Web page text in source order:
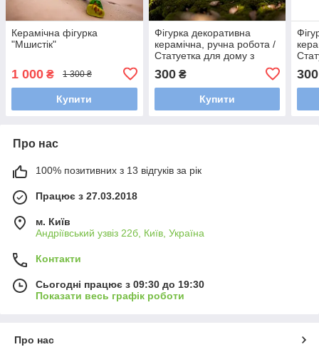
Керамічна фігурка
"Мшистік"
1 000 ₴ 1 300 ₴
Купити
Фігурка декоративна
керамічна, ручна робота /
Статуетка для дому з
300₴
Купити
300
Про нас
100% позитивних з 13 відгуків за рік
Працює з 27.03.2018
м. Київ
Андріївський узвіз 22б, Київ, Україна
Контакти
Сьогодні працює з 09:30 до 19:30
Показати весь графік роботи
Про нас